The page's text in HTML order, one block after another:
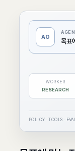
AO
목표
WORKER
RESEARCH
POLICY · TOOLS ·